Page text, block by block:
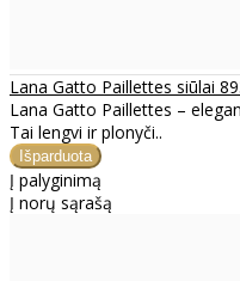
Lana Gatto Paillettes siūlai
Lana Gatto Paillettes –
Tai lengvi ir plonyči..
Į palyginimą
Į norų sąrašą